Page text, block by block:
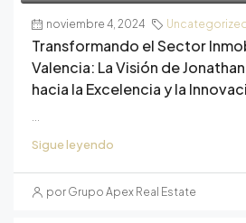
noviembre 4, 2024 Uncategorized
Transformando el Sector
Valencia: La Visión de
hacia la Excelencia y la
...
Sigue leyendo
por Grupo Apex Real Estate